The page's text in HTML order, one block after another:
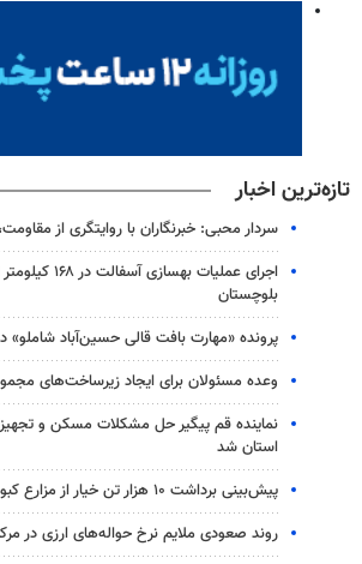
تازه‌ترین اخبار
سردار محبی: خبرنگاران با روایتگری از
اجرای عملیات
بلوچستان
پرونده «مهارت بافت قالی حسین‌آباد
وعده مسئولان برای ایجاد زیرساخت‌های
نماینده قم پیگیر حل مشکلات مسکن و
استان شد
پیش‌بینی برداشت ۱۰ هزار تن خیار از مزارع کبودراهنگ
روند صعودی ملایم نرخ حواله‌های ارزی در مرکز